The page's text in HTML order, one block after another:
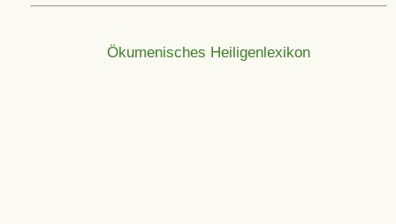
Ökumenisches Heiligenlexikon